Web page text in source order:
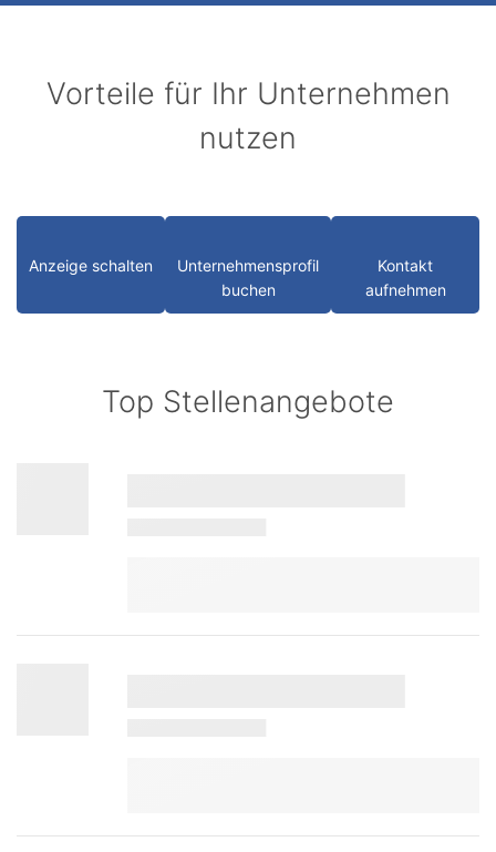
Vorteile für Ihr Unternehmen
nutzen
Anzeige schalten
Unternehmensprofil
buchen
Kontakt
aufnehmen
Top Stellenangebote